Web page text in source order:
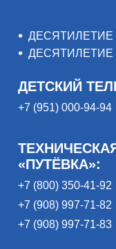
ДЕСЯТИЛЕТИЕ
ДЕСЯТИЛЕТИЕ
ДЕТСКИЙ
+7 (951) 000-94-94
«ПУТЁВКА»:
+7 (800) 350-41-92
+7 (908) 997-71-82
+7 (908) 997-71-83